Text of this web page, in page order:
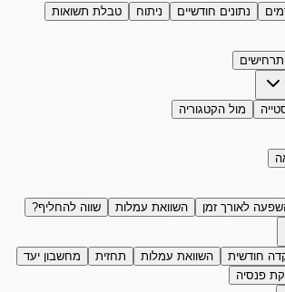
נתונים חודשיים ניתוח טבלת תשואות
תרחישים
מול הקטגוריה
לאורך זמן השוואת עמלות שווה להחליף?
חודשית השוואת עמלות תחזית
מחשבון יעד
פנסיה